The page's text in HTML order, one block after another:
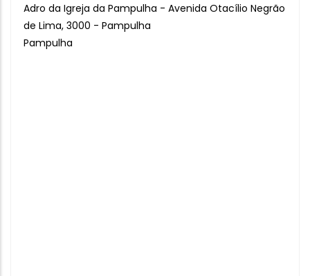
Adro da Igreja da Pampulha - Avenida Otacílio Negrão
de Lima, 3000 - Pampulha
Pampulha